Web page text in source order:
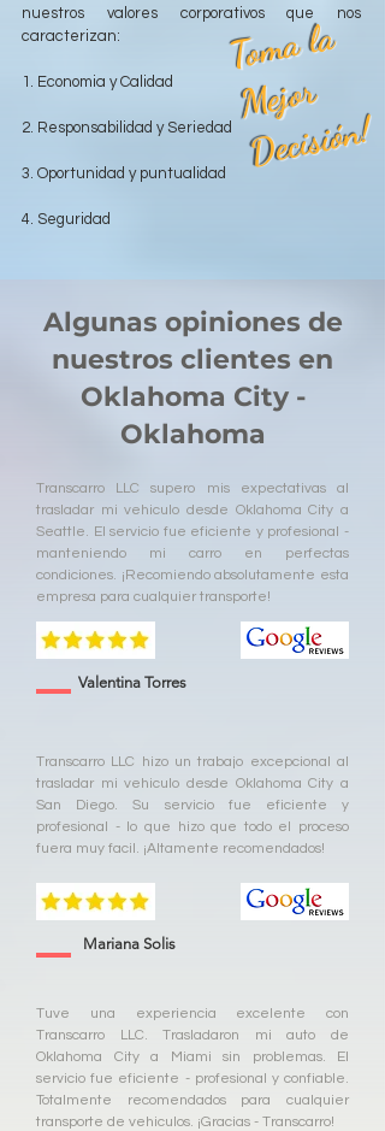
nuestros valores corporativos que nos
caracterizan:
1. Economia y Calidad
2. Responsabilidad y Seriedad
3. Oportunidad y puntualidad
4. Seguridad
T
o
m
a l
a
M
ej
o
r
D
e
ci
si
ó
n!
Algunas opiniones de
nuestros clientes en
Oklahoma City -
Oklahoma
Transcarro LLC supero mis expectativas al
trasladar mi vehiculo desde Oklahoma City a
Seattle. El servicio fue eficiente y profesional -
manteniendo mi carro en perfectas
condiciones. ¡Recomiendo absolutamente esta
empresa para cualquier transporte!
Valentina Torres
Transcarro LLC hizo un trabajo excepcional al
trasladar mi vehiculo desde Oklahoma City a
San Diego. Su servicio fue eficiente y
profesional - lo que hizo que todo el proceso
fuera muy facil. ¡Altamente recomendados!
Mariana Solis
Tuve una experiencia excelente con
Transcarro LLC. Trasladaron mi auto de
Oklahoma City a Miami sin problemas. El
servicio fue eficiente - profesional y confiable.
Totalmente recomendados para cualquier
transporte de vehiculos. ¡Gracias - Transcarro!